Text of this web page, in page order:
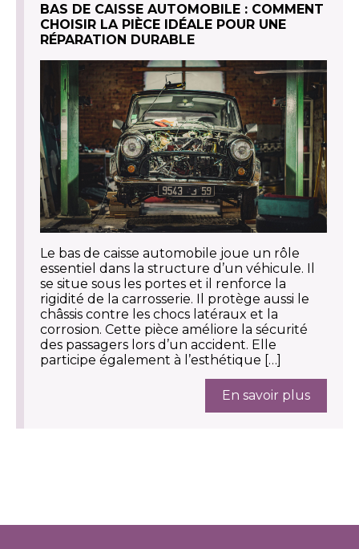
BAS DE CAISSE AUTOMOBILE : COMMENT
CHOISIR LA PIÈCE IDÉALE POUR UNE
RÉPARATION DURABLE
Le bas de caisse automobile joue un rôle
essentiel dans la structure d’un véhicule. Il
se situe sous les portes et il renforce la
rigidité de la carrosserie. Il protège aussi le
châssis contre les chocs latéraux et la
corrosion. Cette pièce améliore la sécurité
des passagers lors d’un accident. Elle
participe également à l’esthétique […]
En savoir plus